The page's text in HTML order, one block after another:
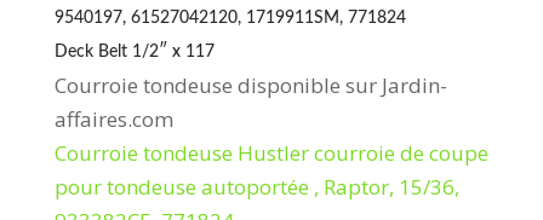
9540197, 61527042120, 1719911SM, 771824
Deck Belt 1/2″ x 117
Courroie tondeuse disponible sur Jardin-
affaires.com
Courroie tondeuse Hustler courroie de coupe
pour tondeuse autoportée , Raptor, 15/36,